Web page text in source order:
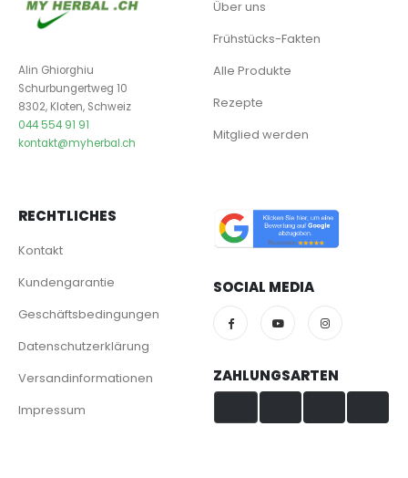
Alin Ghiorghiu
Schurbungertweg 10
8302, Kloten, Schweiz
044 554 91 91
kontakt@myherbal.ch
Über uns
Frühstücks-Fakten
Alle Produkte
Rezepte
Mitglied werden
RECHTLICHES
Kontakt
Kundengarantie
Geschäftsbedingungen
Datenschutzerklärung
Versandinformationen
Impressum
SOCIAL MEDIA
ZAHLUNGSARTEN
Visa & Mastercard
TWINT
PayPal
PostFinance